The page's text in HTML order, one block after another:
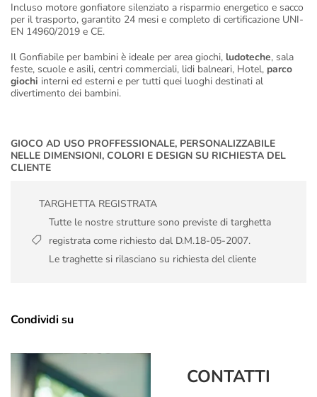
Incluso motore gonfiatore silenziato a risparmio energetico e sacco
per il trasporto, garantito 24 mesi e completo di certificazione UNI-
EN 14960/2019 e CE.
Il Gonfiabile per bambini è ideale per area giochi, ludoteche, sala
feste, scuole e asili, centri commerciali, lidi balneari, Hotel, parco
giochi interni ed esterni e per tutti quei luoghi destinati al
divertimento dei bambini.
GIOCO AD USO PROFFESSIONALE, PERSONALIZZABILE
NELLE DIMENSIONI, COLORI E DESIGN SU RICHIESTA DEL
CLIENTE
TARGHETTA REGISTRATA
Tutte le nostre strutture sono previste di targhetta
registrata come richiesto dal D.M.18-05-2007.
Le traghette si rilasciano su richiesta del cliente
Condividi su
CONTATTI